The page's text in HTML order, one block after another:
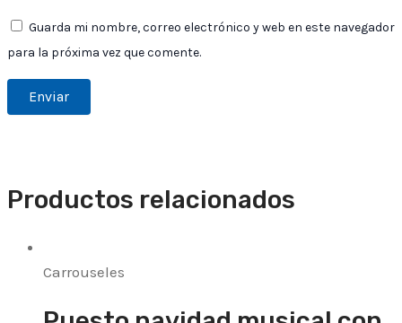
Guarda mi nombre, correo electrónico y web en este navegador
para la próxima vez que comente.
Productos relacionados
Carrouseles